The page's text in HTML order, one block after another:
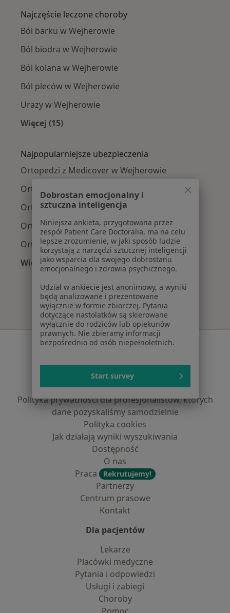
Najczęście leczone choroby
Ból barku w Wejherowie
Ból biodra w Wejherowie
Ból kolana w Wejherowie
Ból pleców w Wejherowie
Urazy w Wejherowie
Więcej (15)
Najpopularniejsze ubezpieczenia
Ortopedzi z Medicover w Wejherowie
Ortopedzi z POLMED w Wejherowie
Ortopedzi z PZU Zdrowie w Wejherowie
Ortopedzi z Enel-med w Wejherowie
Ortopedzi z NFZ w Wejherowie
Więcej (5)
Więcej w kategorii: Najpopularniejsze
Serwis
Regulamin
Polityka prywatności pacjentów
Polityka prywatności profesjonalistów
Polityka prywatności dla profesjonalistów, których
dane pozyskaliśmy samodzielnie
Polityka cookies
Jak działają wyniki wyszukiwania
Dostępność
O nas
Praca
Rekrutujemy!
Partnerzy
Centrum prasowe
Kontakt
Dla pacjentów
Lekarze
Placówki medyczne
Pytania i odpowiedzi
Usługi i zabiegi
Choroby
Dobrostan emocjonalny i
sztuczna inteligencja
Niniejsza ankieta, przygotowana przez
zespół Patient Care Doctoralia, ma na celu
lepsze zrozumienie, w jaki sposób ludzie
korzystają z narzędzi sztucznej inteligencji
jako wsparcia dla swojego dobrostanu
emocjonalnego i zdrowia psychicznego.
Udział w ankiecie jest anonimowy, a wyniki
będą analizowane i prezentowane
wyłącznie w formie zbiorczej. Pytania
dotyczące nastolatków są skierowane
wyłącznie do rodziców lub opiekunów
prawnych. Nie zbieramy informacji
bezpośrednio od osób niepełnoletnich.
Start survey